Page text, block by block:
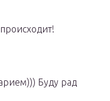
Буду рад